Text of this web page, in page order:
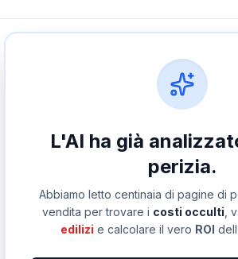
L'AI ha già
perizia.
Abbiamo letto centinaia di pagine di
vendita per trovare i costi occulti ,
edilizi e calcolare il vero ROI